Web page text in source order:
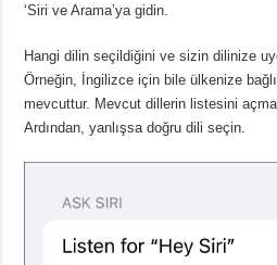
‘Siri ve Arama’ya gidin.
Hangi dilin seçildiğini ve sizin dilinize
Örneğin, İngilizce için bile ülkenize
mevcuttur. Mevcut dillerin listesini
Ardından, yanlışsa doğru dili seçin.